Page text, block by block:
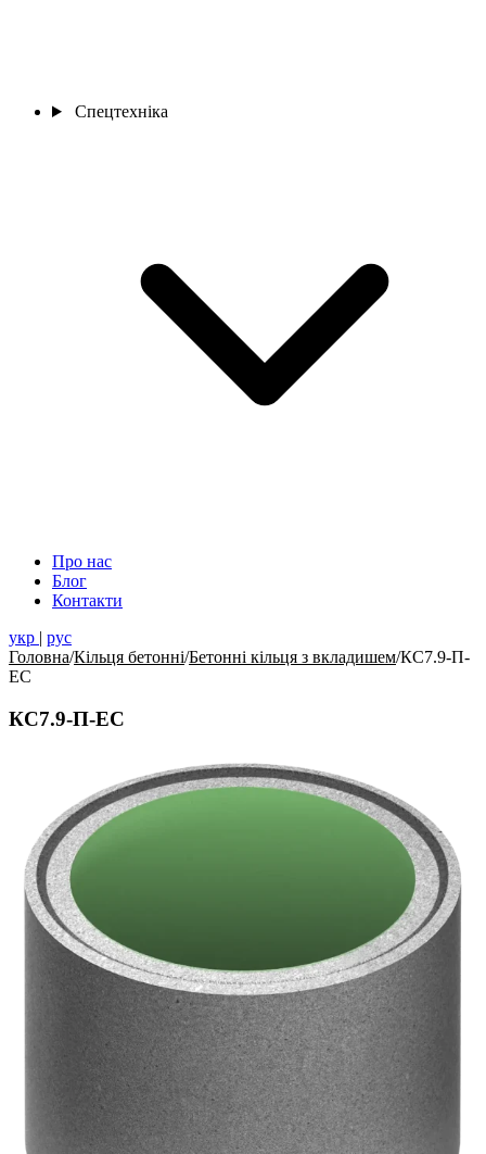
Спецтехніка
Про нас
Блог
Контакти
укр | рус
Головна/Кільця бетонні/Бетонні кільця з вкладишем/КС7.9-П-
ЕС
КС7.9-П-ЕС